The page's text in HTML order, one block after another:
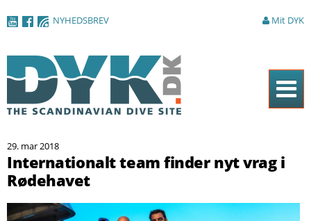
NYHEDSBREV Mit DYK
Magasinet
Nyheder
Artikler
29. mar 2018
Internationalt team finder nyt vrag i
Rødehavet